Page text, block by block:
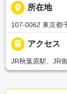
place 所在地
107-0062 東京都
 アクセス
JR秋葉原駅、JR